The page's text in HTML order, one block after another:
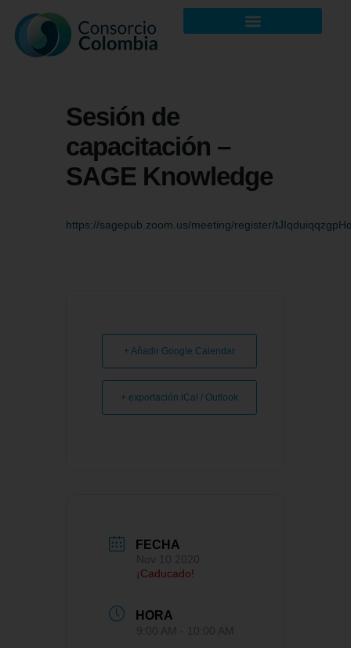
Sesión de
capacitación –
SAGE Knowledge
https://sagepub.zoom.us/meeting/register/
+ Añadir Google Calendar
+ exportación iCal / Outlook
FECHA
¡Caducado!
HORA